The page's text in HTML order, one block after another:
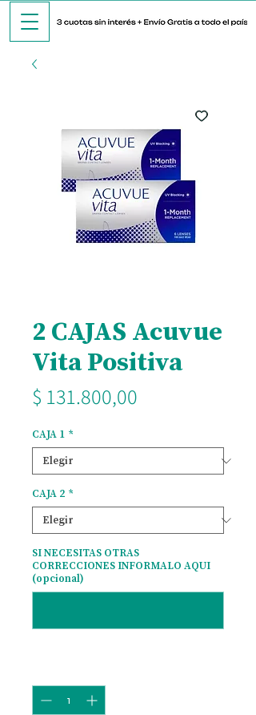
2 CAJAS Acuvue
Vita Positiva
$ 131.800,00
CAJA 1 *
CAJA 2 *
SI NECESITAS OTRAS
CORRECCIONES INFORMALO AQUI
(opcional)